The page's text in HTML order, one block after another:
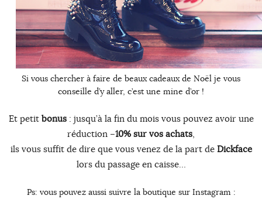
Si vous chercher à faire de beaux cadeaux de Noël je vous
conseille d’y aller, c’est une mine d’or !
Et petit bonus: jusqu’à la fin du mois vous pouvez avoir une
réduction –10% sur vos achats,
ils vous suffit de dire que vous venez de la part de Dickface
lors du passage en caisse…
Ps: vous pouvez aussi suivre la boutique sur Instagram :